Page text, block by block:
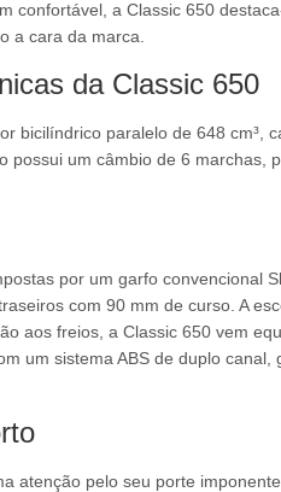
confortável, a Classic 650
a cara da marca.
da Classic 650
bicilíndrico paralelo de 648 cm³,
possui um câmbio de 6 marchas,
por um garfo convencional
com 90 mm de curso. A
aos freios, a Classic 650 vem
um sistema ABS de duplo canal,
atenção pelo seu porte